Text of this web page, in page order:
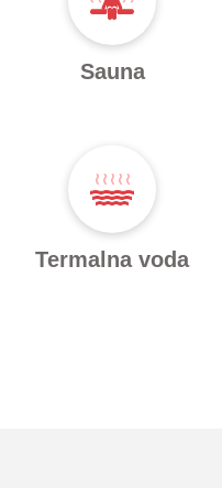
Sauna
Termalna voda